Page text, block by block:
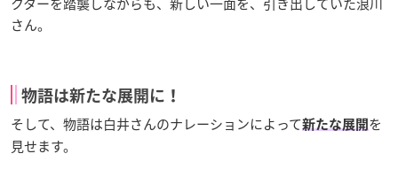
さん。
物語は新たな展開に！
そして、物語は白井さんのナレーションによって新たな展開 を
見せます。